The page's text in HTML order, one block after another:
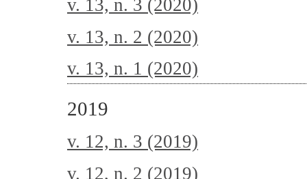
v. 13, n. 3 (2020)
v. 13, n. 2 (2020)
v. 13, n. 1 (2020)
2019
v. 12, n. 3 (2019)
v. 12, n. 2 (2019)